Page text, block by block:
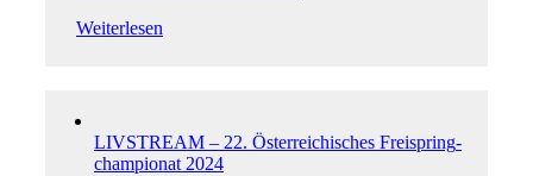
Weiterlesen
LIVSTREAM – 22. Österreichisches Freispring­
championat 2024